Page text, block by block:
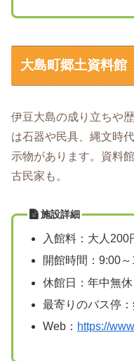
大島町郷土資料館
伊豆大島の成り立ちや
は石器や民具、縄文時
示物があります。資料
古民家も。
施設詳細
入館料：大人200
開館時間：9:00
休館日：年中無休
最寄りのバス停
Web： https://